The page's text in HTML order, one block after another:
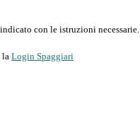
con le istruzioni necessarie.
la Login Spaggiari